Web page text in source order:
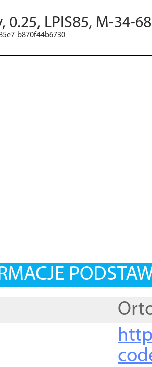
0.25, LPIS85, M-34-
b870f44b6730